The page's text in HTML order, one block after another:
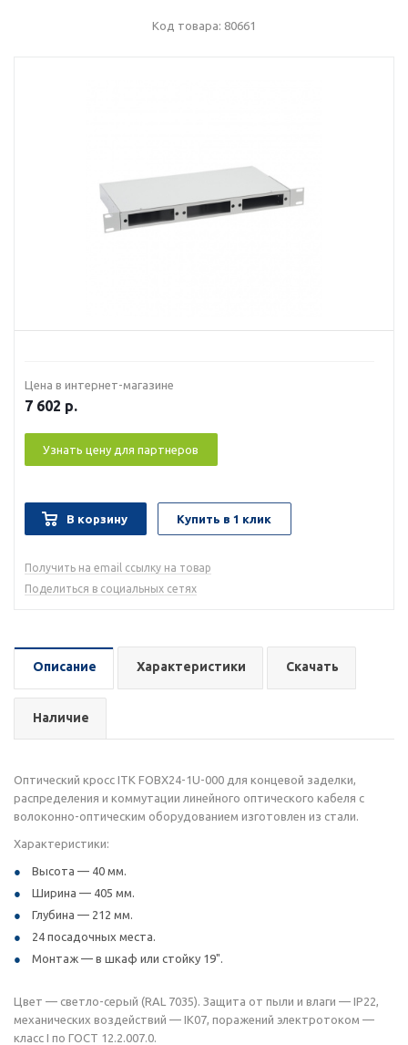
Код товара: 80661
Цена в интернет-магазине
7 602 р.
Узнать цену для партнеров
В корзину Купить в 1 клик
Получить на email ссылку на товар
Поделиться в социальных сетях
Описание Характеристики Скачать
Наличие
Оптический кросс ITK FOBX24-1U-000 для концевой заделки,
распределения и коммутации линейного оптического кабеля с
волоконно-оптическим оборудованием изготовлен из стали.
Характеристики:
Высота — 40 мм.
Ширина — 405 мм.
Глубина — 212 мм.
24 посадочных места.
Монтаж — в шкаф или стойку 19".
Цвет — светло-серый (RAL 7035). Защита от пыли и влаги — IP22,
механических воздействий — IK07, поражений электротоком —
класс I по ГОСТ 12.2.007.0.